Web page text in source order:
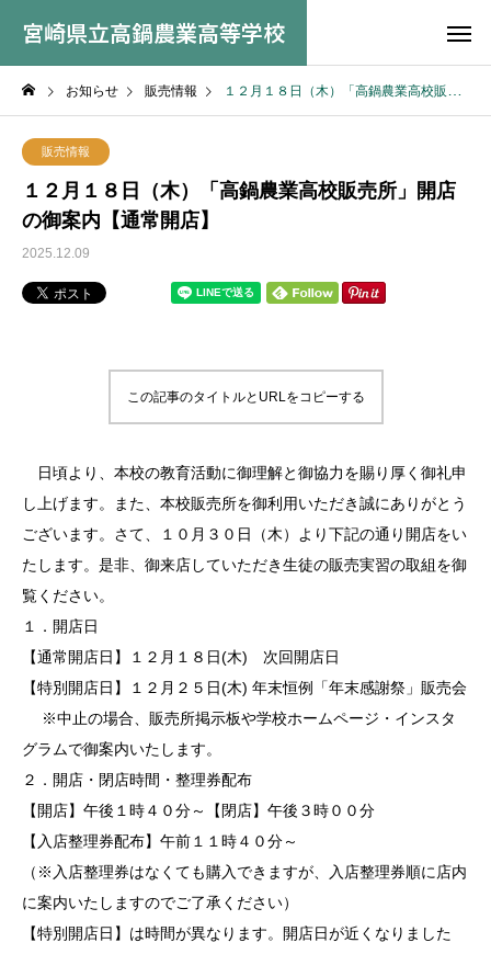
宮崎県立高鍋農業高等学校
お知らせ 販売情報 １２月１８日（木）「高鍋農業高校販売所」開店の御案内【通常開店】
販売情報
１２月１８日（木）「高鍋農業高校販売所」開店
の御案内【通常開店】
2025.12.09
この記事のタイトルとURLをコピーする
日頃より、本校の教育活動に御理解と御協力を賜り厚く御礼申
し上げます。また、本校販売所を御利用いただき誠にありがとう
ございます。さて、１０月３０日（木）より下記の通り開店をい
たします。是非、御来店していただき生徒の販売実習の取組を御
覧ください。
１．開店日
【通常開店日】１２月１８日(木) 次回開店日
【特別開店日】１２月２５日(木) 年末恒例「年末感謝祭」販売会
※中止の場合、販売所掲示板や学校ホームページ・インスタ
グラムで御案内いたします。
２．開店・閉店時間・整理券配布
【開店】午後１時４０分～【閉店】午後３時００分
【入店整理券配布】午前１１時４０分～
（※入店整理券はなくても購入できますが、入店整理券順に店内
に案内いたしますのでご了承ください）
【特別開店日】は時間が異なります。開店日が近くなりました